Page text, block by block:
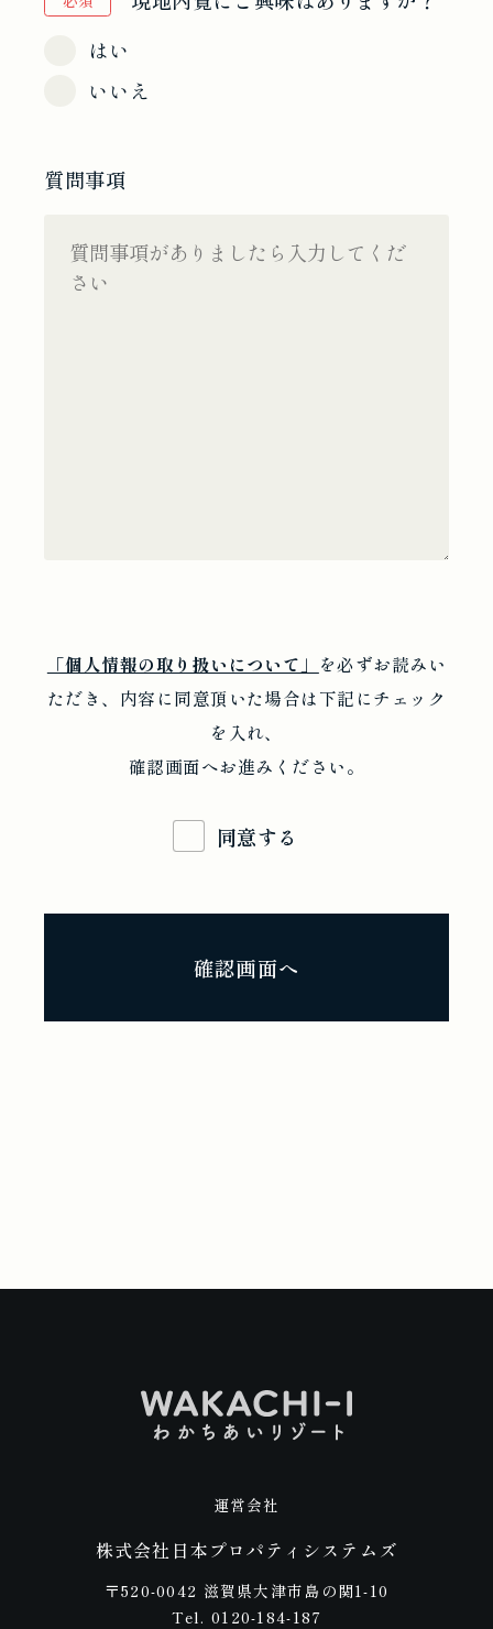
はい
いいえ
質問事項
「個人情報の取り扱いについて」 を必ずお読みい
ただき、内容に同意頂いた場合は下記にチェック
を入れ、
確認画面へお進みください。
同意する
運営会社
株式会社日本プロパティシステムズ
〒520-0042 滋賀県大津市島の関1-10
Tel. 0120-184-187